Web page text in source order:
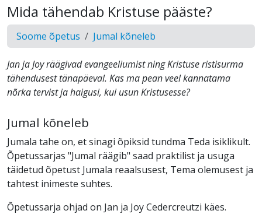
Mida tähendab Kristuse pääste?
Soome õpetus Jumal kõneleb
Jan ja Joy räägivad evangeeliumist ning Kristuse ristisurma
tähendusest tänapäeval. Kas ma pean veel kannatama
nõrka tervist ja haigusi, kui usun Kristusesse?
Jumal kõneleb
Jumala tahe on, et sinagi õpiksid tundma Teda isiklikult.
Õpetussarjas "Jumal räägib" saad praktilist ja usuga
täidetud õpetust Jumala reaalsusest, Tema olemusest ja
tahtest inimeste suhtes.
Õpetussarja ohjad on Jan ja Joy Cedercreutzi käes.